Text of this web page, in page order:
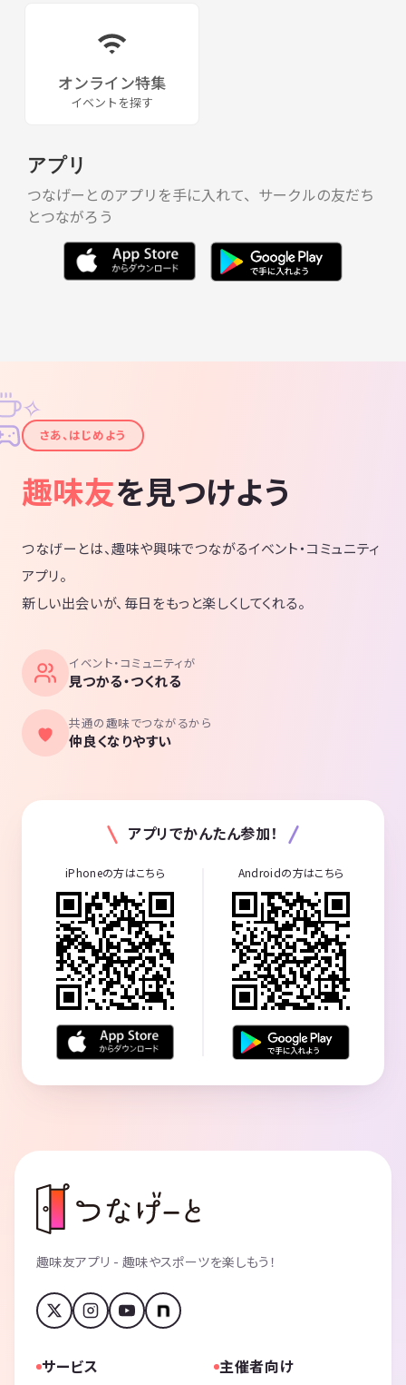
オンライン特集
イベントを探す
アプリ
つなげーとのアプリを手に入れて、サークルの友だち
とつながろう
✦
✧
さあ、はじめよう
趣味友を見つけよう
つなげーとは、趣味や興味でつながるイベント・コミュニティ
アプリ。
新しい出会いが、毎日をもっと楽しくしてくれる。
イベント・コミュニティが
見つかる・つくれる
共通の趣味でつながるから
仲良くなりやすい
アプリでかんたん参加！
iPhoneの方はこちら Androidの方はこちら
趣味友アプリ - 趣味やスポーツを楽しもう！
サービス 主催者向け